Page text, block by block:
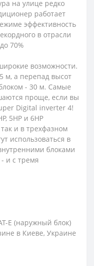
на улице редко
работает
эффективность
в отрасли
70%
возможности.
м, а перепад высот
- 30 м. Самые
проще, если вы
Digital inverter 4!
5HP и 6HP
и в трехфазном
использоваться в
блоками
- и с тремя
E (наружный блок)
в Киеве, Украине